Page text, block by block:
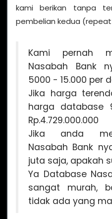
kami berikan tanpa
pembelian kedua
Kami pernah
Nasabah Bank
5000 - 15.000 per
Jika harga
harga database
Rp.4.729.000.000
Jika anda
Nasabah Bank
juta saja, apakah
Ya Database
sangat murah,
tidak ada yang